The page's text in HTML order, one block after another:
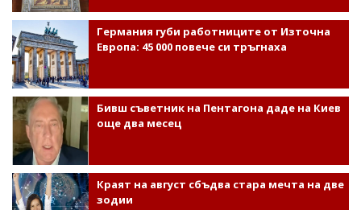
Германия губи работниците от Източна
Европа: 45 000 повече си тръгнаха
Бивш съветник на Пентагона даде на Киев
още два месец
Краят на август сбъдва стара мечта на две
зодии